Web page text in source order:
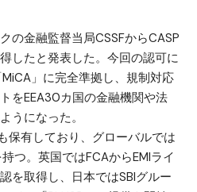
の金融監督当局CSSFからCASP
したと発表した。今回の認可に
」に完全準拠し、規制対応
をEEA30カ国の金融機関や法
うになった。
保有しており、グローバルでは
つ。英国ではFCAからEMIライ
を取得し、日本ではSBIグルー